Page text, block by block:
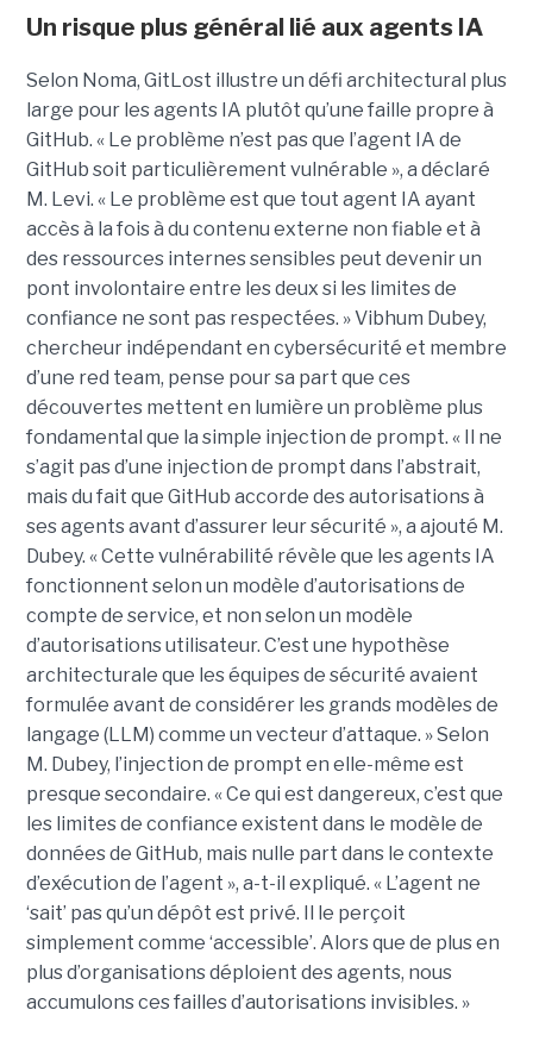
Un risque plus général lié aux agents IA
Selon Noma, GitLost illustre un défi architectural plus
large pour les agents IA plutôt qu’une faille propre à
GitHub. « Le problème n’est pas que l’agent IA de
GitHub soit particulièrement vulnérable », a déclaré
M. Levi. « Le problème est que tout agent IA ayant
accès à la fois à du contenu externe non fiable et à
des ressources internes sensibles peut devenir un
pont involontaire entre les deux si les limites de
confiance ne sont pas respectées. » Vibhum Dubey,
chercheur indépendant en cybersécurité et membre
d’une red team, pense pour sa part que ces
découvertes mettent en lumière un problème plus
fondamental que la simple injection de prompt. « Il ne
s’agit pas d’une injection de prompt dans l’abstrait,
mais du fait que GitHub accorde des autorisations à
ses agents avant d’assurer leur sécurité », a ajouté M.
Dubey. « Cette vulnérabilité révèle que les agents IA
fonctionnent selon un modèle d’autorisations de
compte de service, et non selon un modèle
d’autorisations utilisateur. C’est une hypothèse
architecturale que les équipes de sécurité avaient
formulée avant de considérer les grands modèles de
langage (LLM) comme un vecteur d’attaque. » Selon
M. Dubey, l’injection de prompt en elle-même est
presque secondaire. « Ce qui est dangereux, c’est que
les limites de confiance existent dans le modèle de
données de GitHub, mais nulle part dans le contexte
d’exécution de l’agent », a-t-il expliqué. « L’agent ne
‘sait’ pas qu’un dépôt est privé. Il le perçoit
simplement comme ‘accessible’. Alors que de plus en
plus d’organisations déploient des agents, nous
accumulons ces failles d’autorisations invisibles. »